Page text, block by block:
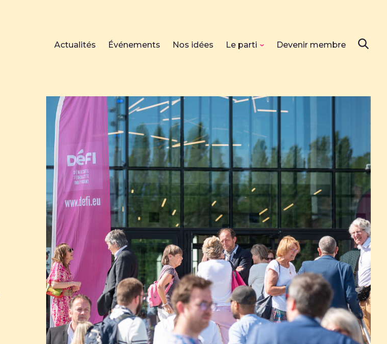
Actualités Événements Nos idées Le parti Devenir membre